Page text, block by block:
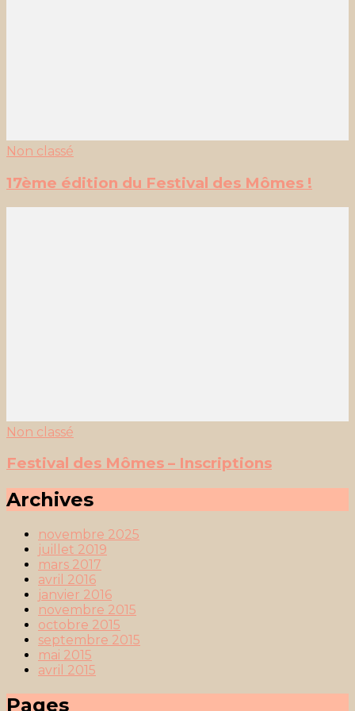
Non classé
17ème édition du Festival des Mômes !
Non classé
Festival des Mômes – Inscriptions
Archives
novembre 2025
juillet 2019
mars 2017
avril 2016
janvier 2016
novembre 2015
octobre 2015
septembre 2015
mai 2015
avril 2015
Pages